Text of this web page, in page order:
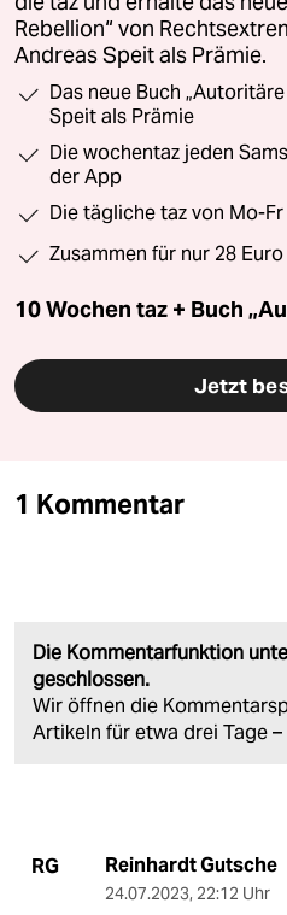
Rebellion“ von
Andreas Speit als Prämie.
Das neue Buch
Speit als Prämie
Die wochentaz jeden
der App
Die tägliche taz von Mo-
Zusammen für nur 28 Euro
10 Wochen taz + Buch
Jetzt
1 Kommentar
Die Kommentarfunktion
geschlossen.
Wir öffnen die
Artikeln für etwa drei Tage –
RG Reinhardt Gutsche
24.07.2023, 22:12 Uhr